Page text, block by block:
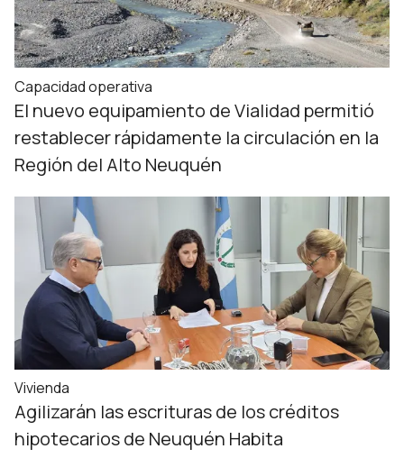
Capacidad operativa
El nuevo equipamiento de Vialidad permitió
restablecer rápidamente la circulación en la
Región del Alto Neuquén
Vivienda
Agilizarán las escrituras de los créditos
hipotecarios de Neuquén Habita